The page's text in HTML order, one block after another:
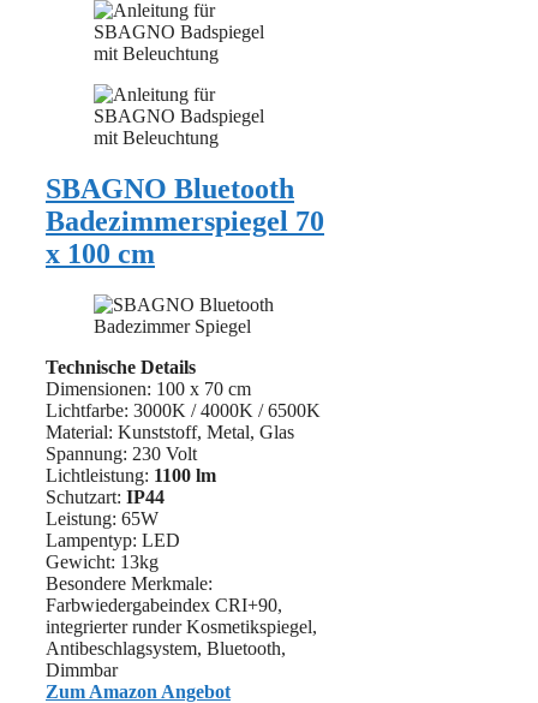
SBAGNO Bluetooth
Badezimmerspiegel 70
x 100 cm
Technische Details
Dimensionen: 100 x 70 cm
Lichtfarbe: 3000K / 4000K / 6500K
Material: ‎Kunststoff, Metal, Glas
Spannung: 230 Volt
Lichtleistung: 1100 lm
Schutzart: IP44
Leistung: 65W
Lampentyp: LED
Gewicht: 13kg
Besondere Merkmale:
Farbwiedergabeindex CRI+90,
integrierter runder Kosmetikspiegel,
Antibeschlagsystem, Bluetooth,
Dimmbar
Zum Amazon Angebot